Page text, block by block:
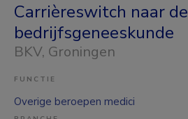
Carrièreswitch naar de
bedrijfsgeneeskunde
BKV, Groningen
FUNCTIE
Overige beroepen medici